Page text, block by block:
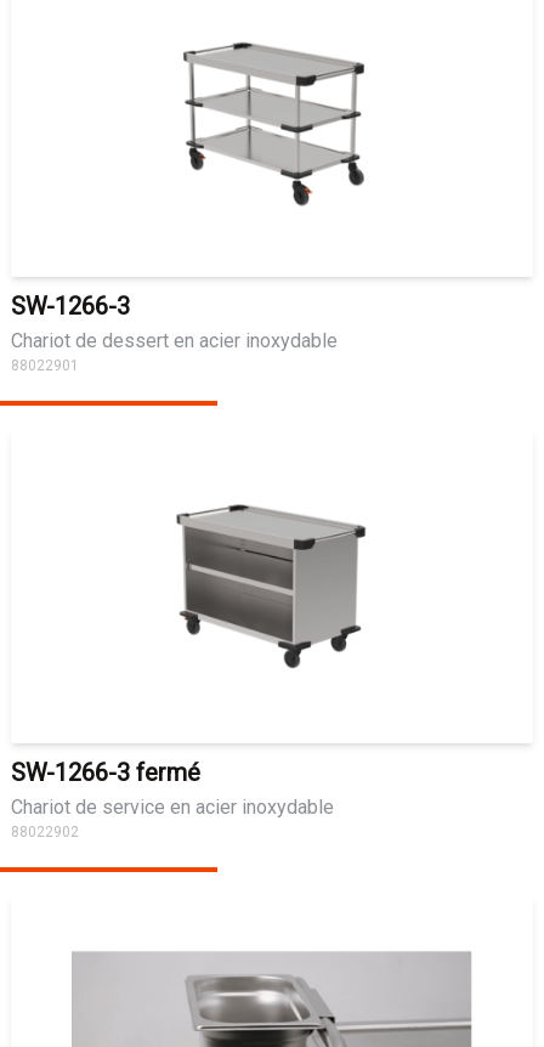
SW-1266-3
Chariot de dessert en acier inoxydable
88022901
SW-1266-3 fermé
Chariot de service en acier inoxydable
88022902